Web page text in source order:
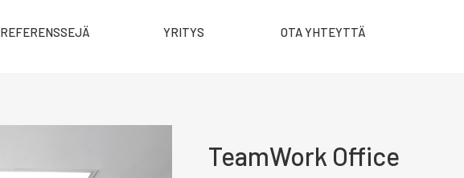
REFERENSSEJÄ YRITYS OTA YHTEYTTÄ
TeamWork Office